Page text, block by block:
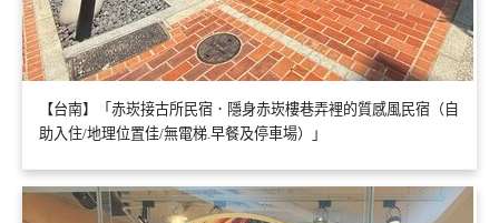
【台南】「赤崁接古所民宿．隱身赤崁樓巷弄裡的質感風民宿（自
助入住/地理位置佳/無電梯.早餐及停車場）」